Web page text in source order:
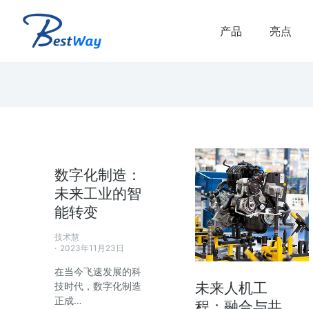
产品 亮点
数字化制造：
未来工业的智
能转变
技术慧
2023年11月23日
在当今飞速发展的科
技时代，数字化制造
正成…
未来人机工
决方案
命周期和生产生命
虚拟联调解决方案
虚拟联调 虚拟联调优势： 减少虚拟调试
时间 减少产线搭建时的错误和返工 提升